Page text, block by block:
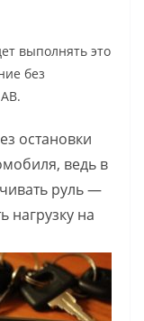
выполнять это
без
остановки
ведь в
руль —
нагрузку на